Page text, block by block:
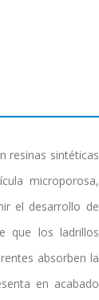
resinas sintéticas
microporosa,
el desarrollo de
que los ladrillos
absorben la
en acabado